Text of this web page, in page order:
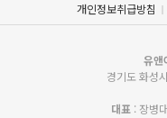
개인정보취급방침
유앤
경기도 화성
대표 : 장병대